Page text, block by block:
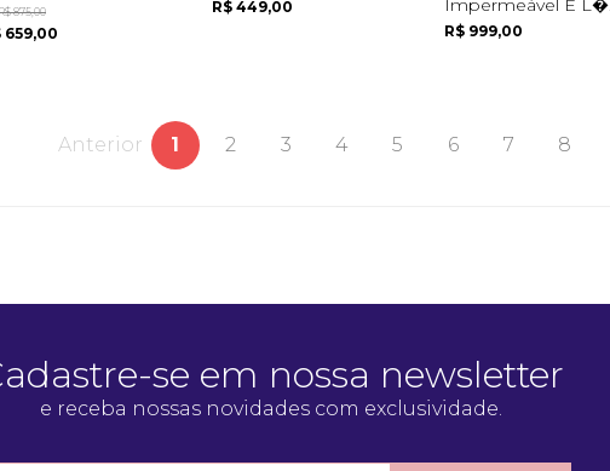
875,00
659,00
R$ 449,00
R$ 999,00
Anterior 1 2 3 4 5 6 7 8
se em nossa newsletter
e receba nossas novidades com exclusividade.